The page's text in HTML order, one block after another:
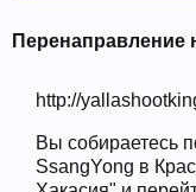
Чип-тюнинг
Прошедшие
12.13.14.15. 16.17.
Перенаправление
http://
Вы собираетесь
SsangYong в